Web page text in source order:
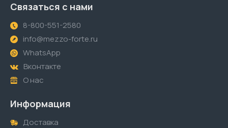
Связаться с нами
8-800-551-2580
info@mezzo-forte.ru
WhatsApp
Вконтакте
О нас
Информация
Доставка